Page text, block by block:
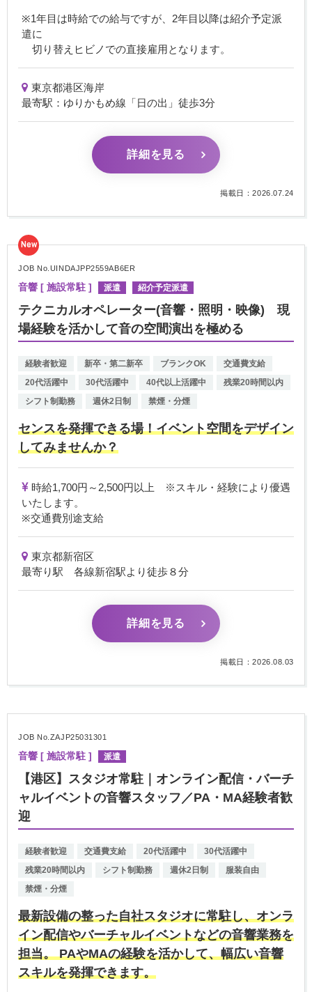
※1年目は時給での給与ですが、2年目以降は紹介予定派
遣に
切り替えヒビノでの直接雇用となります。
東京都港区海岸
最寄駅：ゆりかもめ線「日の出」徒歩3分
詳細を見る
掲載日：2026.07.24
JOB No.UINDAJPP2559AB6ER
音響 [ 施設常駐 ] 派遣 紹介予定派遣
テクニカルオペレーター(音響・照明・映像) 現
場経験を活かして音の空間演出を極める
経験者歓迎 新卒・第二新卒 ブランクOK
交通費支給
20代活躍中
30代活躍中 40代以上活躍中
残業20時間以内
シフト制勤務
週休2日制 禁煙・分煙
センスを発揮できる場！イベント空間をデザイン
してみませんか？
時給1,700円～2,500円以上 ※スキル・経験により優遇
いたします。
※交通費別途支給
東京都新宿区
最寄り駅 各線新宿駅より徒歩８分
詳細を見る
掲載日：2026.08.03
New
JOB No.ZAJP25031301
音響 [ 施設常駐 ] 派遣
【港区】スタジオ常駐｜オンライン配信・バーチ
ャルイベントの音響スタッフ／PA・MA経験者歓
迎
経験者歓迎 交通費支給 20代活躍中
30代活躍中
残業20時間以内
シフト制勤務 週休2日制
服装自由
禁煙・分煙
最新設備の整った自社スタジオに常駐し、オンラ
イン配信やバーチャルイベントなどの音響業務を
担当。 PAやMAの経験を活かして、幅広い音響
スキルを発揮できます。